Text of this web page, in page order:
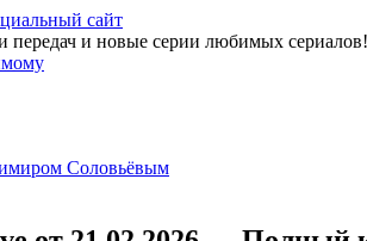
сайт
передач и новые серии любимых сериалов!
Соловьёвым